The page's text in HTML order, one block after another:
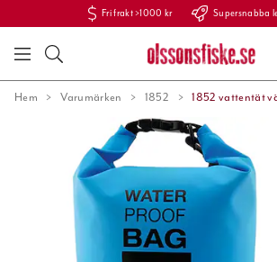
Fri frakt >1000 kr Supersnabba
Hem Varumärken 1852 1852 vattentät